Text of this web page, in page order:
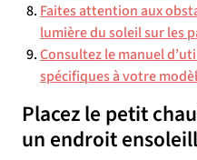
Faites attention aux
lumière du soleil sur les
Consultez le manuel
spécifiques à votre
Placez le petit
un endroit